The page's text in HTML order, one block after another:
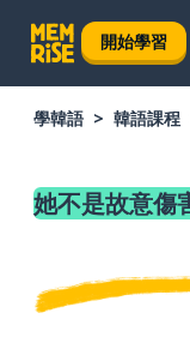
開始學習
學韓語 韓語課程
她不是故意傷